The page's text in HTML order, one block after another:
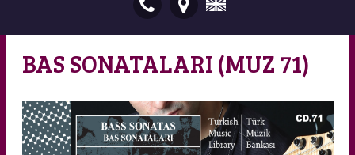
BAS SONATALARI (MUZ 71)